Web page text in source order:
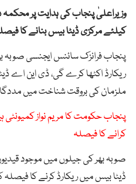
وزیراعلیٰ پنجاب کی ہدایت پر
کیلئے مرکزی ڈیٹا بیس بنانے کا
پنجاب فرانزک سائنس ایجنسی
ریکارڈ اکٹھا کرے گی، ڈی این اے
ملزمان کی بروقت شناخت میں
پنجاب حکومت کا مریم نواز کمیونٹی
کرانے کا فیصلہ
صوبہ بھر کی جیلوں میں موجود
ڈیٹا بیس میں ریکارڈ کرنے کا فیصلہ